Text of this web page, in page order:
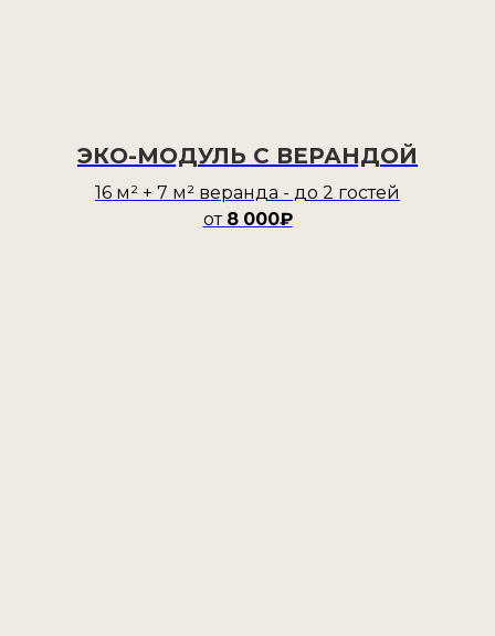
ЭКО-МОДУЛЬ С ВЕРАНДОЙ
16 м² + 7 м² веранда - до 2 гостей
от 8 000₽